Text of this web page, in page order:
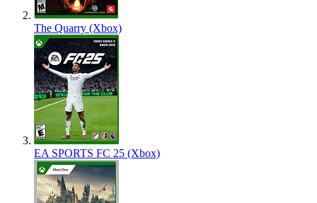
The Quarry (Xbox)
EA SPORTS FC 25 (Xbox)